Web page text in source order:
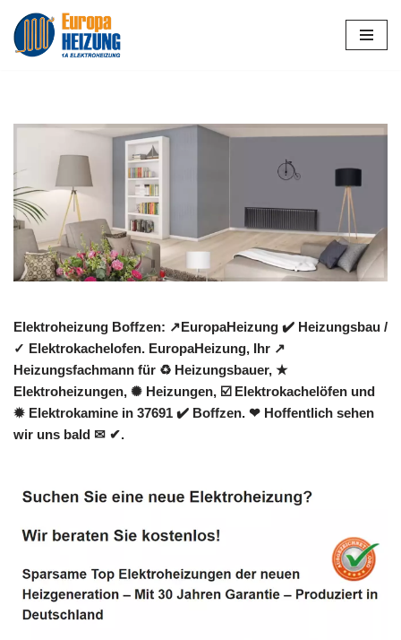
Zum
Elektroheizung Boffzen: ↗️EuropaHeizung ✔️ Heizungsbau /
✓ Elektrokachelofen. EuropaHeizung, Ihr ↗️
Heizungsfachmann für ♻ Heizungsbauer, ★
Elektroheizungen, ✺ Heizungen, ☑️ Elektrokachelöfen und
✹ Elektrokamine in 37691 ✔️ Boffzen. ❤ Hoffentlich sehen
wir uns bald ✉ ✔.